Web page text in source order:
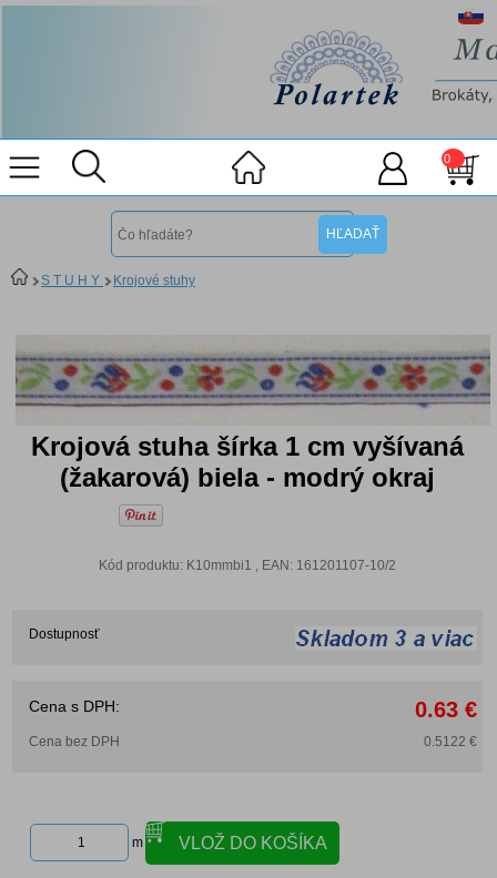
0
S T U H Y Krojové stuhy
Krojová stuha šírka 1 cm vyšívaná
(žakarová) biela - modrý okraj
Kód produktu: K10mmbi1 , EAN: 161201107-10/2
Dostupnosť
Cena s DPH: 0.63 €
Cena bez DPH 0.5122 €
m